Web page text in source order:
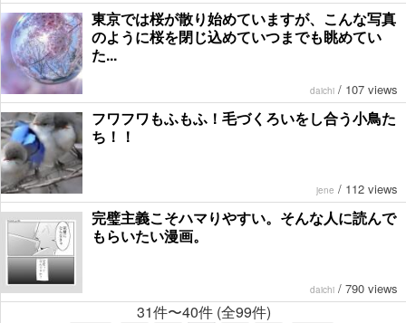
東京では桜が散り始めていますが、こんな写真
のように桜を閉じ込めていつまでも眺めてい
た...
daichi / 107 views
フワフワもふもふ！毛づくろいをし合う小鳥た
ち！！
jene / 112 views
完璧主義こそハマりやすい。そんな人に読んで
もらいたい漫画。
daichi / 790 views
31件〜40件 (全99件)